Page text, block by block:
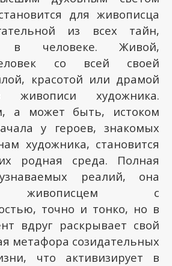
для живописца
из всех тайн,
в человеке. Живой,
со всей своей
красотой или драмой
живописи художника.
а может быть, истоком
у героев, знакомых
художника, становится
родная среда. Полная
реалий, она
живописцем с
точно и тонко, но в
вдруг раскрывает свой
метафора созидательных
что активизирует в